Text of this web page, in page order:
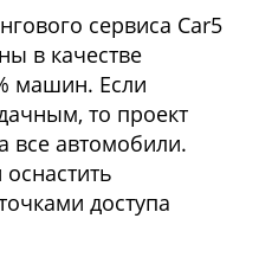
сервиса Car5
в качестве
машин. Если
то проект
все автомобили.
доступа